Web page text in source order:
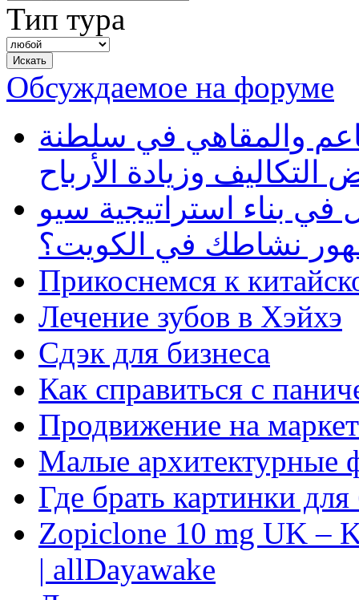
Тип тура
Обсуждаемое на форуме
والمقاهي في سلطنة
وزيادة الأرباح
بناء استراتيجية سيو
نشاطك في الكويت؟
Прикоснемся к
Лечение зубов в Хэйхэ
Сдэк для бизнеса
Как справиться с
Продвижение на
Малые архитектурные
Где брать картинки
Zopiclone 10 mg UK –
| allDayawake